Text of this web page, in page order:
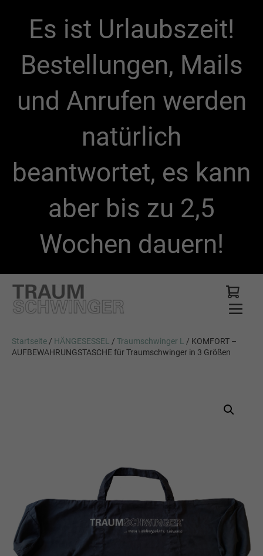
Es ist Urlaubszeit!
Bestellungen, Mails
und Anrufen werden
natürlich
beantwortet, es kann
aber bis zu 2,5
Wochen dauern!
Startseite / HÄNGESESSEL / Traumschwinger L / KOMFORT –
AUFBEWAHRUNGSTASCHE für Traumschwinger in 3 Größen